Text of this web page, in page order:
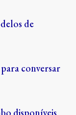
de
conversar
disponíveis